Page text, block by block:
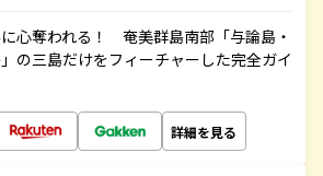
心奪われる！ 奄美群島南部「与論島・
の三島だけをフィーチャーした完全ガイ
詳細を見る